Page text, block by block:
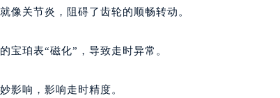
像关节炎，阻碍了齿轮的顺畅转动。
宝珀表“磁化”，导致走时异常。
影响，影响走时精度。